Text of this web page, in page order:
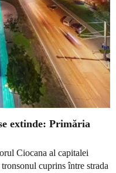
extinde: Primăria
Ciocana al capitalei
cuprins între strada